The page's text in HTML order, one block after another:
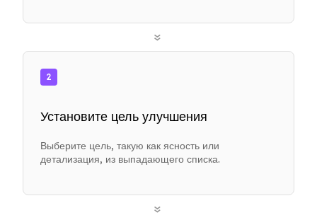
»
2
Установите цель улучшения
Выберите цель, такую как ясность или
детализация, из выпадающего списка.
»